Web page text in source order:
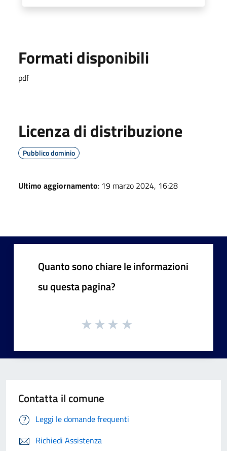
Formati disponibili
pdf
Licenza di distribuzione
Pubblico dominio
Ultimo aggiornamento: 19 marzo 2024, 16:28
Quanto sono chiare le informazioni
su questa pagina?
Contatta il comune
Leggi le domande frequenti
Richiedi Assistenza